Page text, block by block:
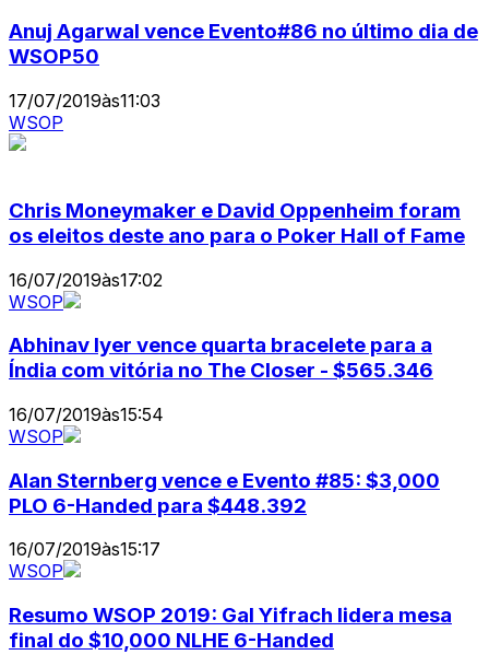
Anuj Agarwal vence Evento#86 no último dia de
WSOP50
17/07/2019às11:03
WSOP
Chris Moneymaker e David Oppenheim foram
os eleitos deste ano para o Poker Hall of Fame
16/07/2019às17:02
WSOP
Abhinav Iyer vence quarta bracelete para a
Índia com vitória no The Closer - $565.346
16/07/2019às15:54
WSOP
Alan Sternberg vence e Evento #85: $3,000
PLO 6-Handed para $448.392
16/07/2019às15:17
WSOP
Resumo WSOP 2019: Gal Yifrach lidera mesa
final do $10,000 NLHE 6-Handed